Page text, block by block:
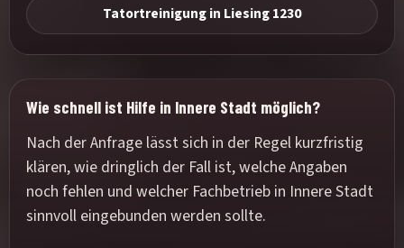
Tatortreinigung in Liesing 1230
Wie schnell ist Hilfe in Innere Stadt möglich?
Nach der Anfrage lässt sich in der Regel kurzfristig
klären, wie dringlich der Fall ist, welche Angaben
noch fehlen und welcher Fachbetrieb in Innere Stadt
sinnvoll eingebunden werden sollte.